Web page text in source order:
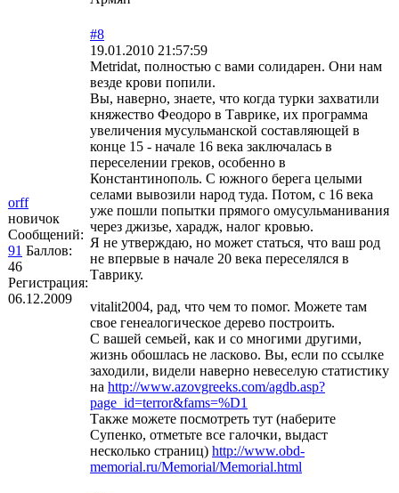
orff
новичок
Сообщений:
91 Баллов:
46
Регистрация:
06.12.2009
#8
19.01.2010 21:57:59
Metridat, полностью с вами солидарен. Они нам
везде крови попили.
Вы, наверно, знаете, что когда турки захватили
княжество Феодоро в Таврике, их программа
увеличения мусульманской составляющей в
конце 15 - начале 16 века заключалась в
переселении греков, особенно в
Константинополь. С южного берега целыми
селами вывозили народ туда. Потом, с 16 века
уже пошли попытки прямого омусульманивания
через джизье, харадж, налог кровью.
Я не утверждаю, но может статься, что ваш род
не впервые в начале 20 века переселялся в
Таврику.
vitalit2004, рад, что чем то помог. Можете там
свое генеалогическое дерево построить.
С вашей семьей, как и со многими другими,
жизнь обошлась не ласково. Вы, если по ссылке
заходили, видели наверно невеселую статистику
на http://www.azovgreeks.com/agdb.asp?
page_id=terror&fams=%D1
Также можете посмотреть тут (наберите
Супенко, отметьте все галочки, выдаст
несколько страниц) http://www.obd-
memorial.ru/Memorial/Memorial.html